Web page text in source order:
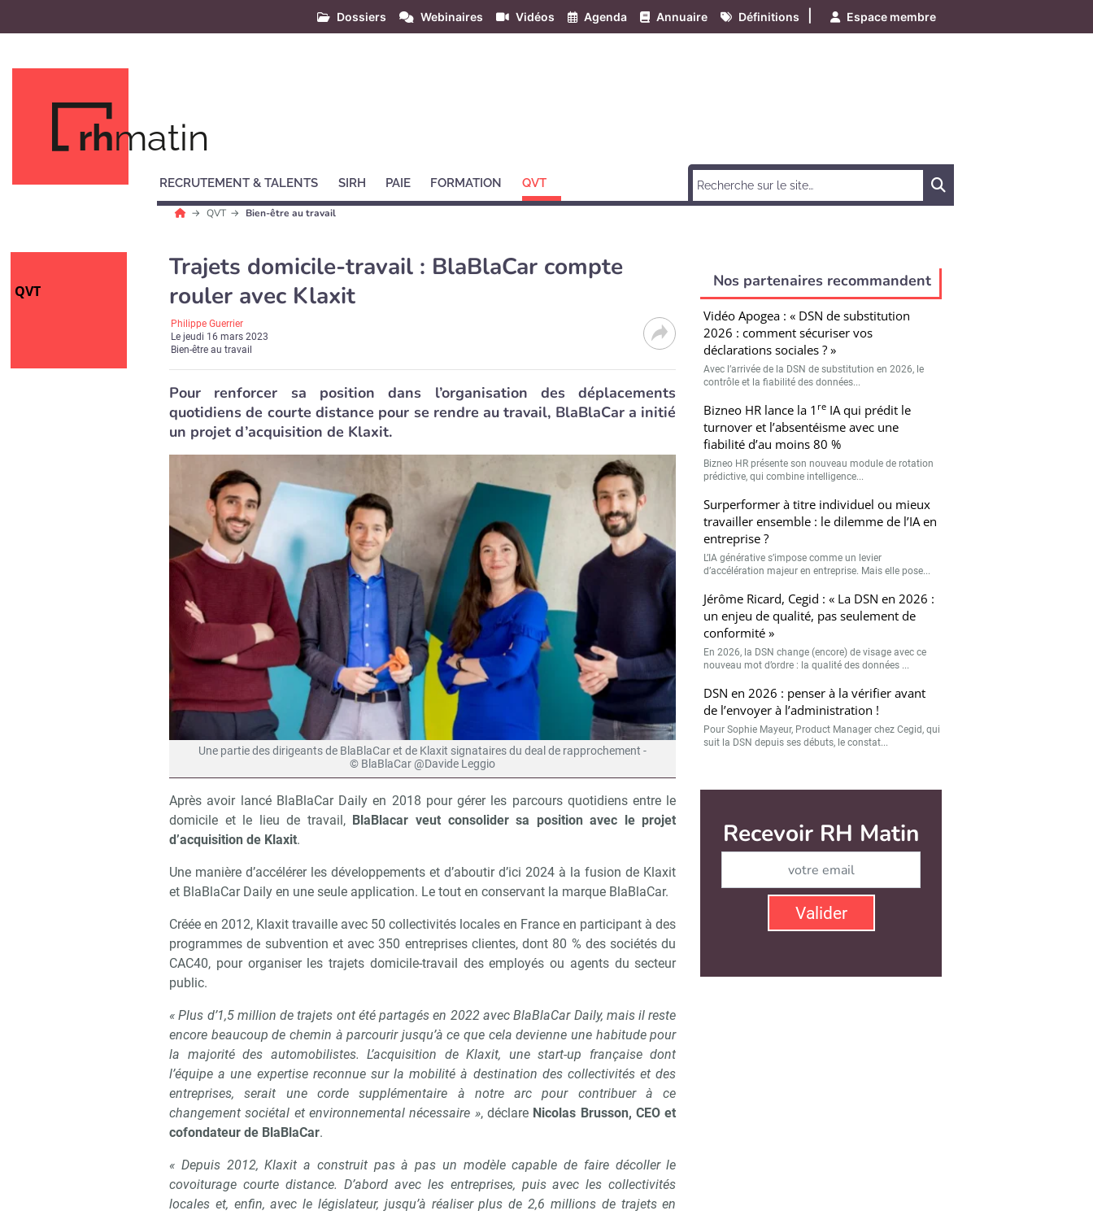
Dossiers Webinaires Vidéos Agenda Annuaire Définitions Espace membre
rhmatin
RECRUTEMENT & TALENTS SIRH PAIE FORMATION QVT
QVT Bien-être au travail
QVT
Trajets domicile-travail : BlaBlaCar compte
rouler avec Klaxit
Philippe Guerrier
Lejeudi 16 mars 2023
Bien-être au travail
Pour renforcer sa position dans l’organisation des déplacements
quotidiens de courte distance pour se rendre au travail, BlaBlaCar a initié
un projet d’acquisition de Klaxit.
Une partie des dirigeants de BlaBlaCar et de Klaxit signataires du deal de rapprochement -
© BlaBlaCar @Davide Leggio
Après avoir lancé BlaBlaCar Daily en 2018 pour gérer les parcours quotidiens entre le
domicile et le lieu de travail, BlaBlacar veut consolider sa position avec le projet
d’acquisition de Klaxit.
Une manière d’accélérer les développements et d’aboutir d’ici 2024 à la fusion de Klaxit
et BlaBlaCar Daily en une seule application. Le tout en conservant la marque BlaBlaCar.
Créée en 2012, Klaxit travaille avec 50 collectivités locales en France en participant à des
programmes de subvention et avec 350 entreprises clientes, dont 80 % des sociétés du
CAC40, pour organiser les trajets domicile-travail des employés ou agents du secteur
public.
« Plus d’1,5 million de trajets ont été partagés en 2022 avec BlaBlaCar Daily, mais il reste
encore beaucoup de chemin à parcourir jusqu’à ce que cela devienne une habitude pour
la majorité des automobilistes. L’acquisition de Klaxit, une start-up française dont
l’équipe a une expertise reconnue sur la mobilité à destination des collectivités et des
entreprises, serait une corde supplémentaire à notre arc pour contribuer à ce
changement sociétal et environnemental nécessaire », déclare Nicolas Brusson, CEO et
cofondateur de BlaBlaCar.
« Depuis 2012, Klaxit a construit pas à pas un modèle capable de faire décoller le
covoiturage courte distance. D’abord avec les entreprises, puis avec les collectivités
locales et, enfin, avec le législateur, jusqu’à réaliser plus de 2,6 millions de trajets en
Nos partenaires recommandent
Vidéo Apogea : « DSN de substitution
2026 : comment sécuriser vos
déclarations sociales ? »
Avec l’arrivée de la DSN de substitution en 2026, le
contrôle et la fiabilité des données...
Bizneo HR lance la 1 reIA qui prédit le
turnover et l’absentéisme avec une
fiabilité d’au moins 80 %
Bizneo HR présente son nouveau module de rotation
prédictive, qui combine intelligence...
Surperformer à titre individuel ou mieux
travailler ensemble : le dilemme de l’IA en
entreprise ?
L’IA générative s’impose comme un levier
d’accélération majeur en entreprise. Mais elle pose...
Jérôme Ricard, Cegid : « La DSN en 2026 :
un enjeu de qualité, pas seulement de
conformité »
En 2026, la DSN change (encore) de visage avec ce
nouveau mot d’ordre : la qualité des données ...
DSN en 2026 : penser à la vérifier avant
de l’envoyer à l’administration !
Pour Sophie Mayeur, Product Manager chez Cegid, qui
suit la DSN depuis ses débuts, le constat...